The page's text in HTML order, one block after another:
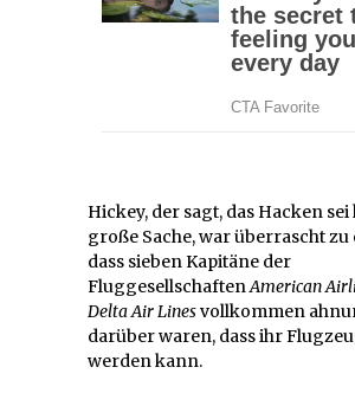
Hickey, der sagt, das Hacken
große Sache, war überrascht
dass sieben Kapitäne der
FluggesellschaftenAmerican
Delta Air Linesvollkommen
darüber waren, dass ihr
werden kann.